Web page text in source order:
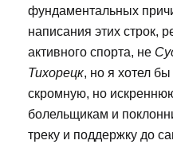
фундаментальных
написания этих строк,
активного спорта, не
Тихорецк, но я хотел
скромную, но
болельщикам и
треку и поддержку до